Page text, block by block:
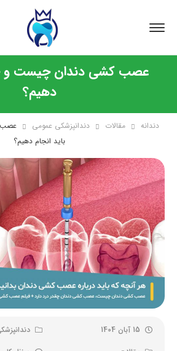
عصب کشی دندان چیست و
دهیم؟
دندانه مقالات دندانپزشکی عمومی
عصب
باید انجام دهیم؟
15 آبان 1404